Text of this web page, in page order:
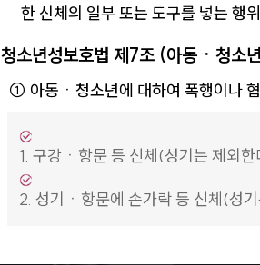
한 신체의 일부 또는 도구를 넣는 행
청소년성보호법 제7조 (아동ㆍ청소
① 아동ㆍ청소년에 대하여 폭행이나
1. 구강ㆍ항문 등 신체(성기는 제외
2. 성기ㆍ항문에 손가락 등 신체(성